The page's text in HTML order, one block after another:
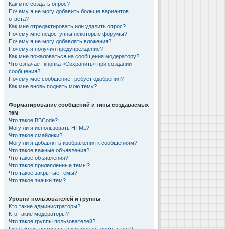
Как мне создать опрос?
Почему я не могу добавить больше вариантов
ответа?
Как мне отредактировать или удалить опрос?
Почему мне недоступны некоторые форумы?
Почему я не могу добавлять вложения?
Почему я получил предупреждение?
Как мне пожаловаться на сообщения модератору?
Что означает кнопка «Сохранить» при создании
сообщения?
Почему моё сообщение требует одобрения?
Как мне вновь поднять мою тему?
Форматирование сообщений и типы создаваемых
тем
Что такое BBCode?
Могу ли я использовать HTML?
Что такое смайлики?
Могу ли я добавлять изображения к сообщениям?
Что такое важные объявления?
Что такое объявления?
Что такое прилепленные темы?
Что такое закрытые темы?
Что такое значки тем?
Уровни пользователей и группы
Кто такие администраторы?
Кто такие модераторы?
Что такое группы пользователей?